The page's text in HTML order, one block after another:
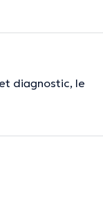
diagnostic, le